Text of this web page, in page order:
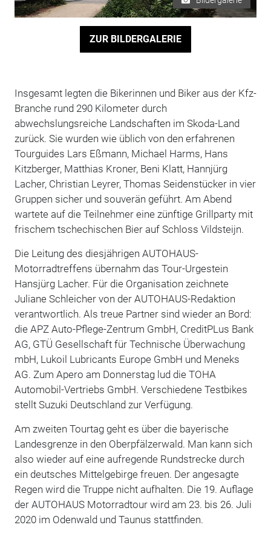
ZUR BILDERGALERIE
Insgesamt legten die Bikerinnen und Biker aus der Kfz-
Branche rund 290 Kilometer durch
abwechslungsreiche Landschaften im Skoda-Land
zurück. Sie wurden wie üblich von den erfahrenen
Tourguides Lars Eßmann, Michael Harms, Hans
Kitzberger, Matthias Kroner, Beni Klatt, Hannjürg
Lacher, Christian Leyrer, Thomas Seidenstücker in vier
Gruppen sicher und souverän geführt. Am Abend
wartete auf die Teilnehmer eine zünftige Grillparty mit
frischem tschechischen Bier auf Schloss Vildsteijn.
Die Leitung des diesjährigen AUTOHAUS-
Motorradtreffens übernahm das Tour-Urgestein
Hansjürg Lacher. Für die Organisation zeichnete
Juliane Schleicher von der AUTOHAUS-Redaktion
verantwortlich. Als treue Partner sind wieder an Bord:
die APZ Auto-Pflege-Zentrum GmbH, CreditPLus Bank
AG, GTÜ Gesellschaft für Technische Überwachung
mbH, Lukoil Lubricants Europe GmbH und Meneks
AG. Zum Apero am Donnerstag lud die TOHA
Automobil-Vertriebs GmbH. Verschiedene Testbikes
stellt Suzuki Deutschland zur Verfügung.
Am zweiten Tourtag geht es über die bayerische
Landesgrenze in den Oberpfälzerwald. Man kann sich
also wieder auf eine aufregende Rundstrecke durch
ein deutsches Mittelgebirge freuen. Der angesagte
Regen wird die Truppe nicht aufhalten. Die 19. Auflage
der AUTOHAUS Motorradtour wird am 23. bis 26. Juli
2020 im Odenwald und Taunus stattfinden.